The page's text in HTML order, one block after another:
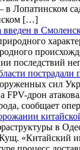
Лопатинском
[…]
в
последствий
сил
FPV-дрон
сообщает
в
«Китайский